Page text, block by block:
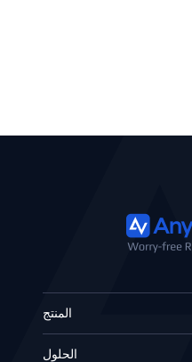
المنتج
الحلول